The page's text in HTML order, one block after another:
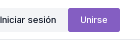
Iniciar sesión Unirse